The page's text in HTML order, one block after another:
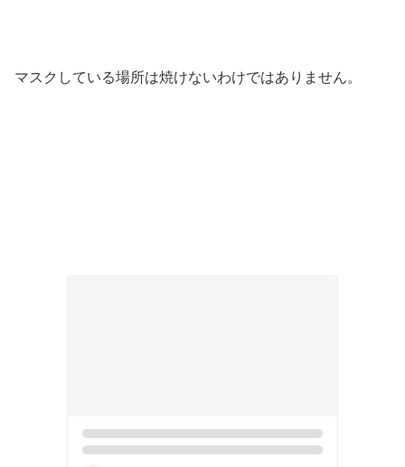
マスクしている場所は焼けないわけではありません。